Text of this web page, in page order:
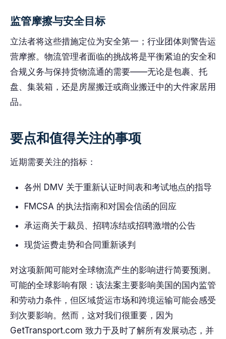
监管摩擦与安全目标
立法者将这些措施定位为安全第一；行业团体则警告运
营摩擦。物流管理者面临的挑战将是平衡紧迫的安全和
合规义务与保持货物流通的需要——无论是包裹、托
盘、集装箱，还是房屋搬迁或商业搬迁中的大件家居用
品。
要点和值得关注的事项
近期需要关注的指标：
各州 DMV 关于重新认证时间表和考试地点的指导
FMCSA 的执法指南和对国会信函的回应
承运商关于裁员、招聘冻结或招聘激增的公告
现货运费走势和合同重新谈判
对这项新闻可能对全球物流产生的影响进行简要预测。
可能的全球影响有限：该法案主要影响美国的国内监管
和劳动力条件，但区域货运市场和跨境运输可能会感受
到次要影响。然而，这对我们很重要，因为
GetTransport.com 致力于及时了解所有发展动态，并